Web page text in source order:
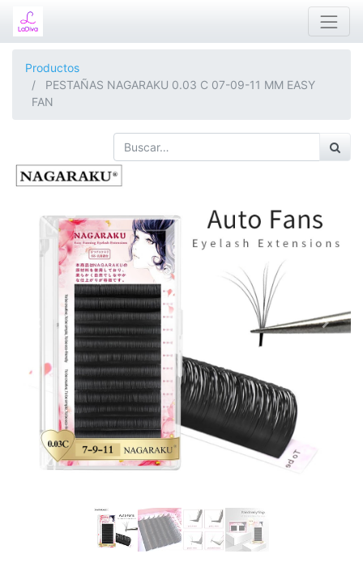
Productos
PESTAÑAS NAGARAKU 0.03 C 07-09-11 MM EASY
FAN